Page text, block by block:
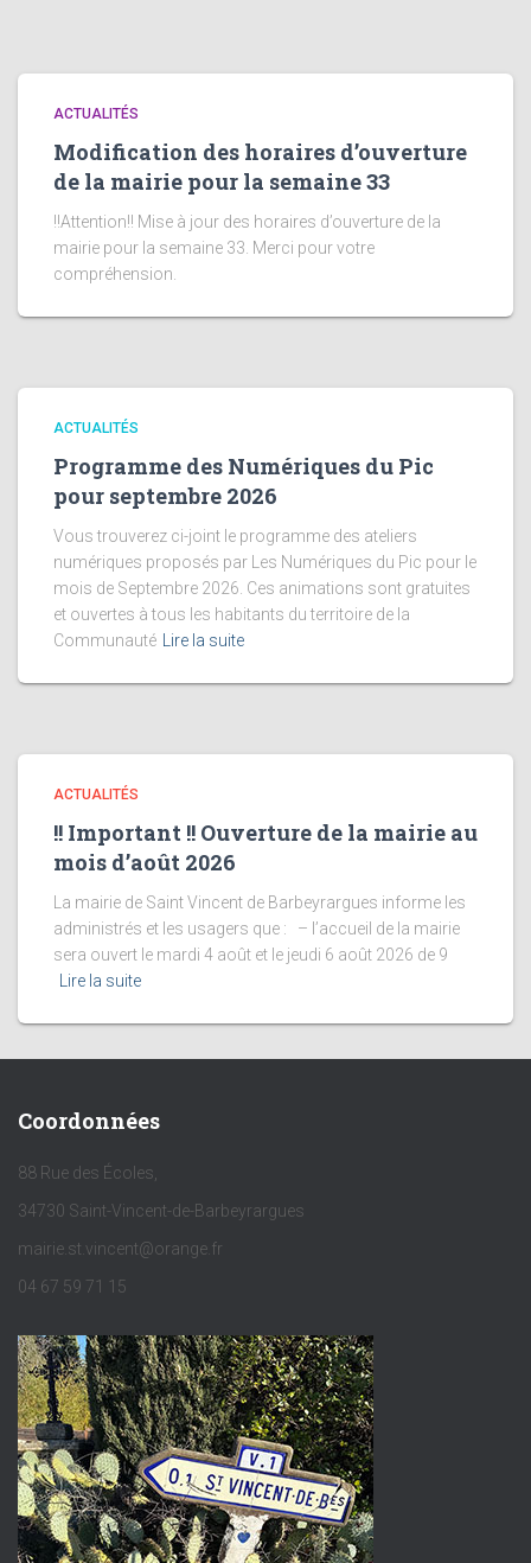
ACTUALITÉS
Modification des horaires d’ouverture
de la mairie pour la semaine 33
!!Attention!! Mise à jour des horaires d’ouverture de la
mairie pour la semaine 33. Merci pour votre
compréhension.
ACTUALITÉS
Programme des Numériques du Pic
pour septembre 2026
Vous trouverez ci-joint le programme des ateliers
numériques proposés par Les Numériques du Pic pour le
mois de Septembre 2026. Ces animations sont gratuites
et ouvertes à tous les habitants du territoire de la
Communauté
Lire la suite
ACTUALITÉS
!! Important !! Ouverture de la mairie au
mois d’août 2026
La mairie de Saint Vincent de Barbeyrargues informe les
administrés et les usagers que : – l’accueil de la mairie
sera ouvert le mardi 4 août et le jeudi 6 août 2026 de 9
Lire la suite
Coordonnées
88 Rue des Écoles,
34730 Saint-Vincent-de-Barbeyrargues
mairie.st.vincent@orange.fr
04 67 59 71 15